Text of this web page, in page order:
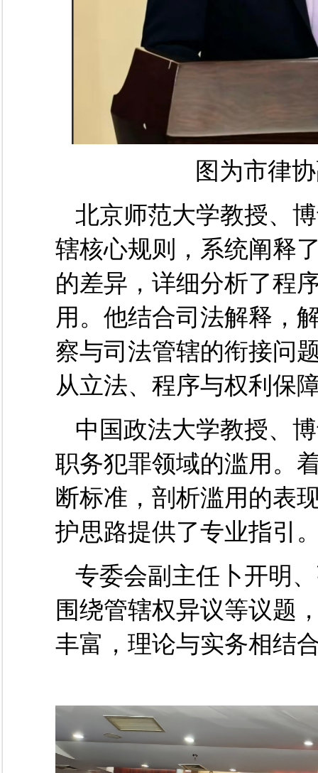
图为市律
北京师范大学教授、
辖核心规则
， 系统阐释
的差异， 详细分析了程
用 。 他结合司法解释 ，
察与司法管辖的衔接问
从立法、程序与权利保
中国政法大学教授、
职务犯罪领域的滥用。
断标准，剖析滥用的表
护思路提供了专业指引
专委会副主任卜开明
围绕管辖权异议等议题
丰富 ， 理论与实务相结